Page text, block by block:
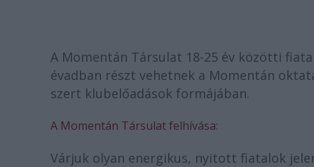
A Momentán Társulat 18-25 év közötti
évadban részt vehetnek a Momentán
szert klubelőadások formájában.
A Momentán Társulat felhívása:
Várjuk olyan energikus, nyitott fiatalok